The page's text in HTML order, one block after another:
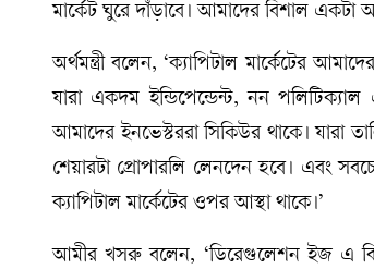
মার্কেট ঘুরে দাঁড়াবে। আমাদের বিশাল একটা
অর্থমন্ত্রী বলেন, ‘ক্যাপিটাল মার্কেটের
যারা একদম ইন্ডিপেন্ডেন্ট, নন
আমাদের ইনভেস্টররা সিকিউর থাকে। যারা
শেয়ারটা প্রোপারলি লেনদেন হবে। এবং
ক্যাপিটাল মার্কেটের ওপর আস্থা থাকে।’
আমীর খসরু বলেন, ‘ডিরেগুলেশন ইজ এ